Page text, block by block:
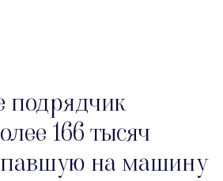
подрядчик
166 тысяч
на машину